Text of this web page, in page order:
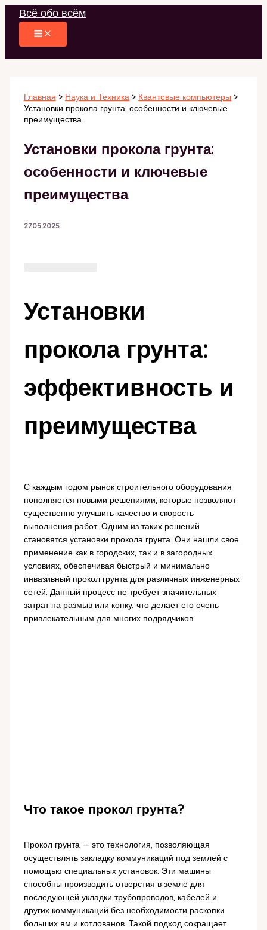
Перейти
содержимому
Всё обо всём
Главная Наука и Техника
Квантовые компьютеры
Установки прокола грунта: особенности и ключевые
преимущества
Установки прокола грунта:
особенности и ключевые
преимущества
27.05.2025
Установки
прокола грунта:
эффективность и
преимущества
С каждым годом рынок строительного оборудования
пополняется новыми решениями, которые позволяют
существенно улучшить качество и скорость
выполнения работ. Одним из таких решений
становятся установки прокола грунта. Они нашли свое
применение как в городских, так и в загородных
условиях, обеспечивая быстрый и минимально
инвазивный прокол грунта для различных инженерных
сетей. Данный процесс не требует значительных
затрат на размыв или копку, что делает его очень
привлекательным для многих подрядчиков.
Что такое прокол грунта?
Прокол грунта — это технология, позволяющая
осуществлять закладку коммуникаций под землей с
помощью специальных установок. Эти машины
способны производить отверстия в земле для
последующей укладки трубопроводов, кабелей и
других коммуникаций без необходимости раскопки
больших ям и котлованов. Такой подход сокращает